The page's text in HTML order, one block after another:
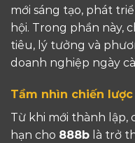
mới sáng tạo, phát
hội. Trong phần này,
tiêu, lý tưởng và
doanh nghiệp ngày
Tầm nhìn chiến lược
Từ khi mới thành lập,
hạn cho 888b là trở